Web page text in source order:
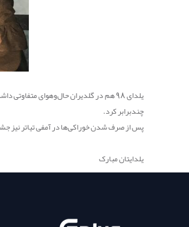
یلدای 98 هم در گلدیران حال‌وهوای
چندبرابر کرد.
پس از صرف شدن خوراکی‌ها در آمفی تیاتر نیز
یلدایتان مبارک